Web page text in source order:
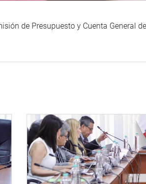
de Presupuesto y Cuenta General